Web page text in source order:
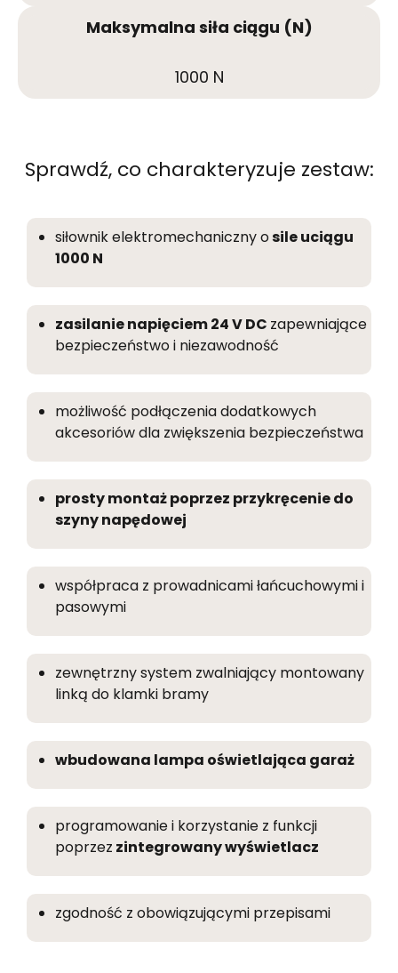
Maksymalna siła ciągu (N)
1000 N
Sprawdź, co charakteryzuje zestaw:
siłownik elektromechaniczny osile uciągu
1000 N
zasilanie napięciem 24 V DC zapewniające
bezpieczeństwo i niezawodność
możliwość podłączenia dodatkowych
akcesoriów dla zwiększenia bezpieczeństwa
prosty montaż poprzez przykręcenie do
szyny napędowej
współpraca z prowadnicami łańcuchowymi i
pasowymi
zewnętrzny system zwalniający montowany
linką do klamki bramy
wbudowana lampa oświetlająca garaż
programowanie i korzystanie z funkcji
poprzez zintegrowany wyświetlacz
zgodność z obowiązującymi przepisami